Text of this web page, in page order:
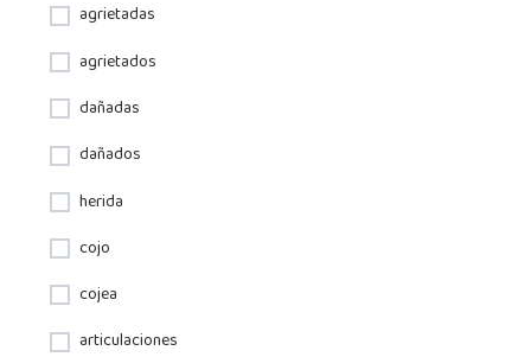
agrietadas
agrietados
dañadas
dañados
herida
cojo
cojea
articulaciones